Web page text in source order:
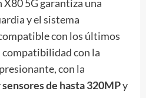
X80 5G garantiza una
y el sistema
con los últimos
compatibilidad con la
con la
de hasta 320MPy